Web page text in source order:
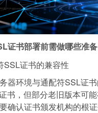
证书部署前需做哪些准
SSL证书的兼容性
器环境与通配符SSL证
书，但部分老旧版本可
确认证书颁发机构的根